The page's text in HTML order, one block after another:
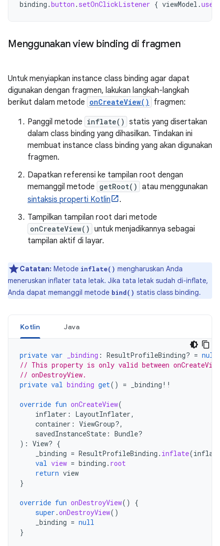
binding .button . setOnClickListener { viewModel .
Menggunakan view binding di fragmen
Untuk menyiapkan instance class binding agar dapat
digunakan dengan fragmen, lakukan langkah-langkah
berikut dalam metode onCreateView()
fragmen:
Panggil metode inflate() statis yang disertakan
dalam class binding yang dihasilkan. Tindakan ini
membuat instance class binding yang akan digunakan
fragmen.
Dapatkan referensi ke tampilan root dengan
memanggil metode getRoot() atau menggunakan
sintaksis properti Kotlin
.
Tampilkan tampilan root dari metode
onCreateView() untuk menjadikannya sebagai
tampilan aktif di layar.
Catatan: Metode inflate() mengharuskan Anda
meneruskan inflater tata letak. Jika tata letak sudah di-inflate,
Anda dapat memanggil metode bind() statis class binding.
Kotlin Java
private var _binding : ResultProfileBinding? = null
// This property is only valid between
// onDestroyView.
private val binding get() = _binding !!
override fun onCreateView(
inflater : LayoutInflater,
container : ViewGroup?,
savedInstanceState : Bundle?
): View? {
_binding = ResultProfileBinding . inflate(
val view = binding . root
return view
}
override fun onDestroyView()
{
super .onDestroyView()
_binding = null
}